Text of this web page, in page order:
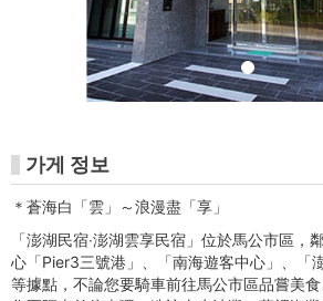
Gojet
krtco
가게 정보
＊蒼海白「雲」～浪漫盡「享」
「澎湖民宿‧澎湖雲享民宿」位於馬公市區，
心「Pier3三號港」、「南海遊客中心」、「
等據點，不論您要騎車前往馬公市區品嘗美